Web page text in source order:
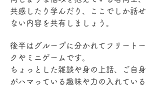
共感したり学んだり、ここでしか話せ
ない内容を共有しましょう。
後半はグループに分かれてフリートー
クやミニゲームです。
ちょっとした雑談や身の上話、ご自身
がハマっている趣味や力の入れている